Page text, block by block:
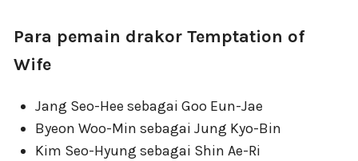
Para pemain drakor Temptation of
Wife
Jang Seo-Hee sebagai Goo Eun-Jae
Byeon Woo-Min sebagai Jung Kyo-Bin
Kim Seo-Hyung sebagai Shin Ae-Ri